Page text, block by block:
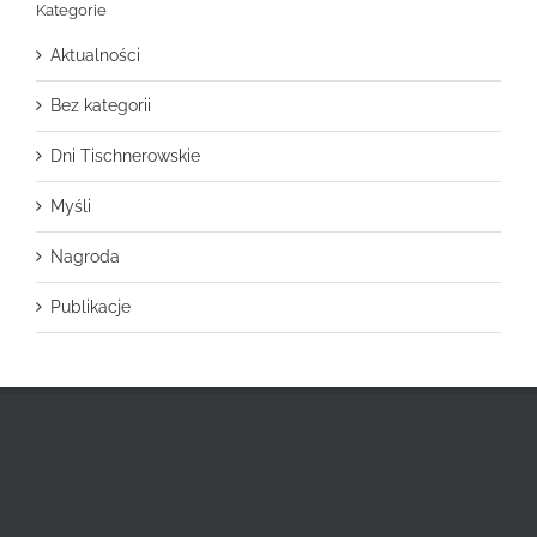
Kategorie
Aktualności
Bez kategorii
Dni Tischnerowskie
Myśli
Nagroda
Publikacje